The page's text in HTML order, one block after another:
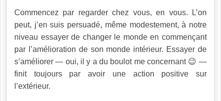
Commencez par regarder chez vous, en vous. L’on
peut, j’en suis persuadé, même modestement, à notre
niveau essayer de changer le monde en commençant
par l’amélioration de son monde intérieur. Essayer de
s’améliorer — oui, il y a du boulot me concernant 😉 —
finit toujours par avoir une action positive sur
l’extérieur.